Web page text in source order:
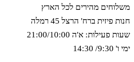
משלוחים מהירים לכל הארץ
חנות פיזית ברח' הרצל 45 רמלה
שעות פעילות: א'ה 21:00/10:00
ימי ו' 9:30/ 14:30